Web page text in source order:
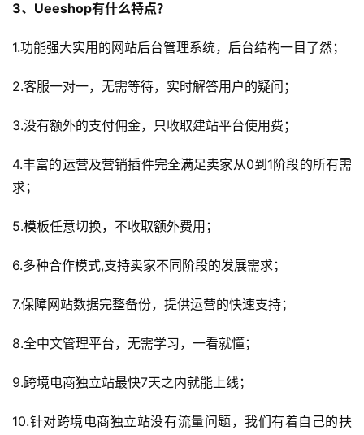
首
页
全
球
开
店
跨
百
媒
3、Ueeshop有什么特点？
1.功能强大实用的网站后台管理系统，后台结构一目了然；
2.客服一对一，无需等待，实时解答用户的疑问；
3.没有额外的支付佣金，只收取建站平台使用费；
4.丰富的运营及营销插件完全满足卖家从0到1阶段的所有需
求；
5.模板任意切换，不收取额外费用；
6.多种合作模式,支持卖家不同阶段的发展需求；
7.保障网站数据完整备份，提供运营的快速支持；
8.全中文管理平台，无需学习，一看就懂；
9.跨境电商独立站最快7天之内就能上线；
10.针对跨境电商独立站没有流量问题，我们有着自己的扶